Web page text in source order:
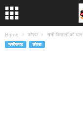
Home कोरबा सभी किसानों को
छत्तीसगढ़ कोरबा